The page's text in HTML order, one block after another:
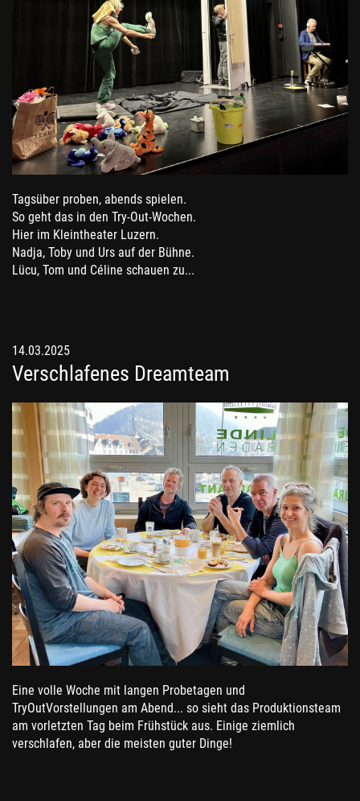
Tagsüber proben, abends spielen.
So geht das in den Try-Out-Wochen.
Hier im Kleintheater Luzern.
Nadja, Toby und Urs auf der Bühne.
Lücu, Tom und Céline schauen zu...
14.03.2025
Verschlafenes Dreamteam
Eine volle Woche mit langen Probetagen und
TryOutVorstellungen am Abend... so sieht das Produktionsteam
am vorletzten Tag beim Frühstück aus. Einige ziemlich
verschlafen, aber die meisten guter Dinge!